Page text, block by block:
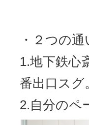
・２つの
1.地下鉄心
番出口ス
2.自分のペ